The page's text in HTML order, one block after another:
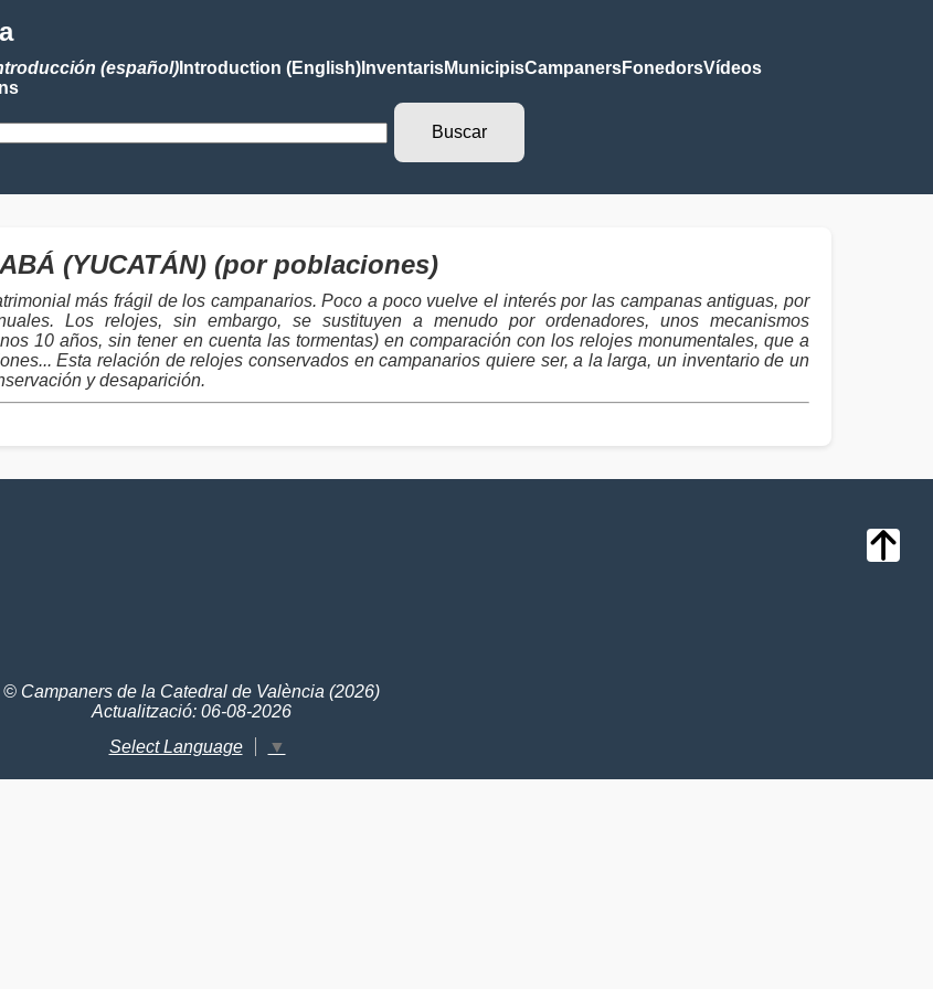
(español)Introduction (English)InventarisMunicipisCampanersFonedorsVídeos
(YUCATÁN) (por poblaciones)
más frágil de los campanarios. Poco a poco vuelve el interés por las campanas antiguas, por
Los relojes, sin embargo, se sustituyen a menudo por ordenadores, unos mecanismos
10 años, sin tener en cuenta las tormentas) en comparación con los relojes monumentales, que a
Esta relación de relojes conservados en campanarios quiere ser, a la larga, un inventario de un
y desaparición.
© Campaners de la Catedral de València (2026)
Actualització: 06-08-2026
Select Language
▼